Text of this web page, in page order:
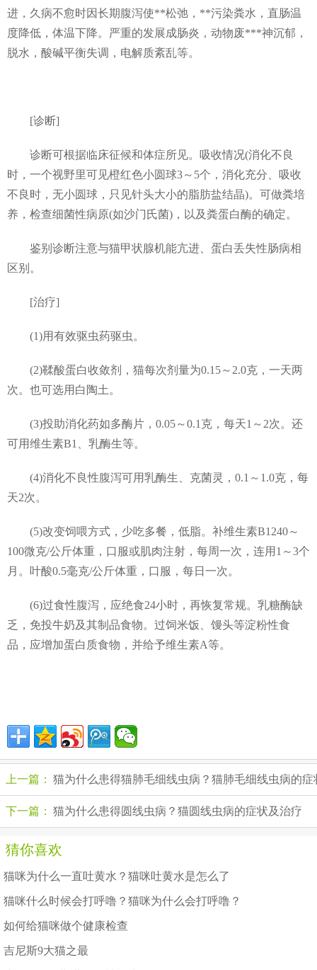
进，久病不愈时因长期腹泻使**松弛，**污染粪水，直肠温
度降低，体温下降。严重的发展成肠炎，动物废***神沉郁，
脱水，酸碱平衡失调，电解质紊乱等。
[诊断]
诊断可根据临床征候和体症所见。吸收情况(消化不良
时，一个视野里可见橙红色小圆球3～5个，消化充分、吸收
不良时，无小圆球，只见针头大小的脂肪盐结晶)。可做粪培
养，检查细菌性病原(如沙门氏菌)，以及粪蛋白酶的确定。
鉴别诊断注意与猫甲状腺机能亢进、蛋白丢失性肠病相
区别。
[治疗]
(1)用有效驱虫药驱虫。
(2)鞣酸蛋白收敛剂，猫每次剂量为0.15～2.0克，一天两
次。也可选用白陶土。
(3)投助消化药如多酶片，0.05～0.1克，每天1～2次。还
可用维生素B1、乳酶生等。
(4)消化不良性腹泻可用乳酶生、克菌灵，0.1～1.0克，每
天2次。
(5)改变饲喂方式，少吃多餐，低脂。补维生素B1240～
100微克/公斤体重，口服或肌肉注射，每周一次，连用1～3个
月。叶酸0.5毫克/公斤体重，口服，每日一次。
(6)过食性腹泻，应绝食24小时，再恢复常规。乳糖酶缺
乏，免投牛奶及其制品食物。过饲米饭、馒头等淀粉性食
品，应增加蛋白质食物，并给予维生素A等。
上一篇： 猫为什么患得猫肺毛细线虫病？猫肺毛细线虫病的症
下一篇： 猫为什么患得圆线虫病？猫圆线虫病的症状及治疗
猜你喜欢
猫咪为什么一直吐黄水？猫咪吐黄水是怎么了
猫咪什么时候会打呼噜？猫咪为什么会打呼噜？
如何给猫咪做个健康检查
吉尼斯9大猫之最